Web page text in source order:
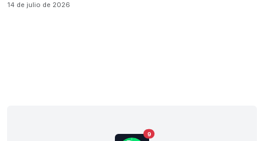
14 de julio de 2026
9